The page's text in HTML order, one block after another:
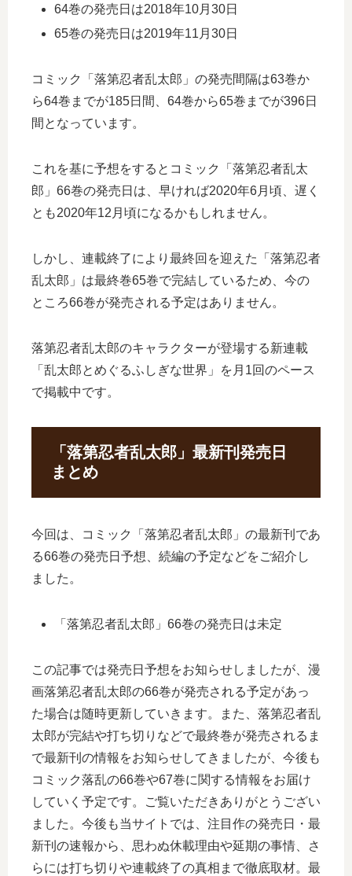
64巻の発売日は2018年10月30日
65巻の発売日は2019年11月30日
コミック「落第忍者乱太郎」の発売間隔は63巻か
ら64巻までが185日間、64巻から65巻までが396日
間となっています。
これを基に予想をするとコミック「落第忍者乱太
郎」66巻の発売日は、早ければ2020年6月頃、遅く
とも2020年12月頃になるかもしれません。
しかし、連載終了により最終回を迎えた「落第忍者
乱太郎」は最終巻65巻で完結しているため、今の
ところ66巻が発売される予定はありません。
落第忍者乱太郎のキャラクターが登場する新連載
「乱太郎とめぐるふしぎな世界」を月1回のペース
で掲載中です。
「落第忍者乱太郎」最新刊発売日
まとめ
今回は、コミック「落第忍者乱太郎」の最新刊であ
る66巻の発売日予想、続編の予定などをご紹介し
ました。
「落第忍者乱太郎」66巻の発売日は未定
この記事では発売日予想をお知らせしましたが、漫
画落第忍者乱太郎の66巻が発売される予定があっ
た場合は随時更新していきます。また、落第忍者乱
太郎が完結や打ち切りなどで最終巻が発売されるま
で最新刊の情報をお知らせしてきましたが、今後も
コミック落乱の66巻や67巻に関する情報をお届け
していく予定です。ご覧いただきありがとうござい
ました。今後も当サイトでは、注目作の発売日・最
新刊の速報から、思わぬ休載理由や延期の事情、さ
らには打ち切りや連載終了の真相まで徹底取材。最